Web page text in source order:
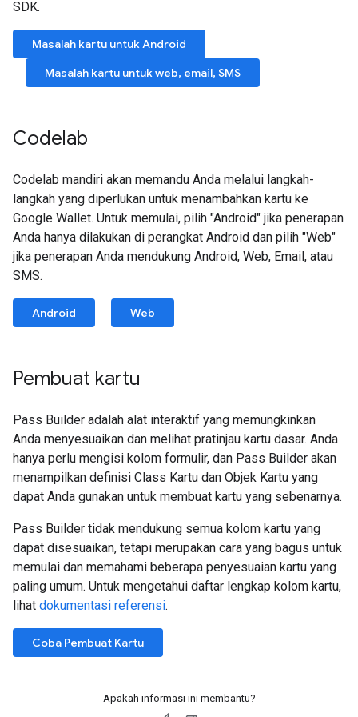
SDK.
Masalah kartu untuk Android
Masalah kartu untuk web, email, SMS
Codelab
Codelab mandiri akan memandu Anda melalui langkah-
langkah yang diperlukan untuk menambahkan kartu ke
Google Wallet. Untuk memulai, pilih "Android" jika penerapan
Anda hanya dilakukan di perangkat Android dan pilih "Web"
jika penerapan Anda mendukung Android, Web, Email, atau
SMS.
Android Web
Pembuat kartu
Pass Builder adalah alat interaktif yang memungkinkan
Anda menyesuaikan dan melihat pratinjau kartu dasar. Anda
hanya perlu mengisi kolom formulir, dan Pass Builder akan
menampilkan definisi Class Kartu dan Objek Kartu yang
dapat Anda gunakan untuk membuat kartu yang sebenarnya.
Pass Builder tidak mendukung semua kolom kartu yang
dapat disesuaikan, tetapi merupakan cara yang bagus untuk
memulai dan memahami beberapa penyesuaian kartu yang
paling umum. Untuk mengetahui daftar lengkap kolom kartu,
lihat dokumentasi referensi.
Coba Pembuat Kartu
Apakah informasi ini membantu?